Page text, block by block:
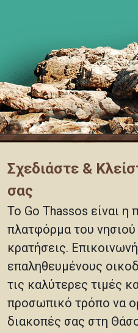
Σχεδιάστε &
σας
Το Go Thassos είναι η
πλατφόρμα του νησιού
κρατήσεις.
επαληθευμένους
τις καλύτερες τιμές
προσωπικό τρόπο να
διακοπές σας στη